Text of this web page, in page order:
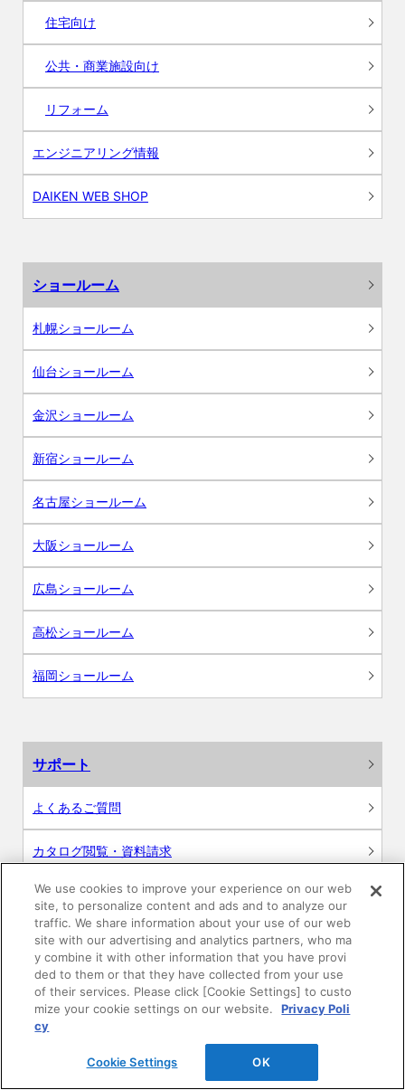
住宅向け
公共・商業施設向け
リフォーム
エンジニアリング情報
DAIKEN WEB SHOP
ショールーム
札幌ショールーム
仙台ショールーム
金沢ショールーム
新宿ショールーム
名古屋ショールーム
大阪ショールーム
広島ショールーム
高松ショールーム
福岡ショールーム
サポート
よくあるご質問
カタログ閲覧・資料請求
各種データダウンロード
WEB見積・各種シミュレーション
交換用部品の購入
修理・点検
お問い合わせ
We use cookies to improve your experience on our web
site, to personalize content and ads and to analyze our
traffic. We share information about your use of our web
site with our advertising and analytics partners, who ma
y combine it with other information that you have provi
ded to them or that they have collected from your use
of their services. Please click [Cookie Settings] to custo
mize your cookie settings on our website.
Privacy Poli
cy
Cookie Settings OK